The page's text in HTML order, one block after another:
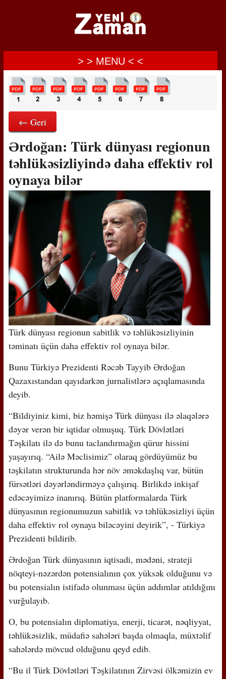
> > MENU < <
← Geri
Ərdoğan: Türk dünyası regionun
təhlükəsizliyində daha effektiv rol
oynaya bilər
Türk dünyası regionun sabitlik və təhlükəsizliyinin
təminatı üçün daha effektiv rol oynaya bilər.
Bunu Türkiyə Prezidenti Rəcəb Tayyib Ərdoğan
Qazaxıstandan qayıdarkən jurnalistlərə açıqlamasında
deyib.
“Bildiyiniz kimi, biz həmişə Türk dünyası ilə əlaqələrə
dəyər verən bir iqtidar olmuşuq. Türk Dövlətləri
Təşkilatı ilə də bunu taclandırmağın qürur hissini
yaşayırıq. “Ailə Məclisimiz” olaraq gördüyümüz bu
təşkilatın strukturunda hər növ əməkdaşlıq var, bütün
fürsətləri dəyərləndirməyə çalışırıq. Birlikdə inkişaf
edəcəyimizə inanırıq. Bütün platformalarda Türk
dünyasının regionumuzun sabitlik və təhlükəsizliyi üçün
daha effektiv rol oynaya biləcəyini deyirik”, - Türkiyə
Prezidenti bildirib.
Ərdoğan Türk dünyasının iqtisadi, mədəni, strateji
nöqteyi-nəzərdən potensialının çox yüksək olduğunu və
bu potensialın istifadə olunması üçün addımlar atıldığını
vurğulayıb.
O, bu potensialın diplomatiya, enerji, ticarət, nəqliyyat,
təhlükəsizlik, müdafiə sahələri başda olmaqla, müxtəlif
sahələrdə mövcud olduğunu qeyd edib.
“Bu il Türk Dövlətləri Təşkilatının Zirvəsi ölkəmizin ev